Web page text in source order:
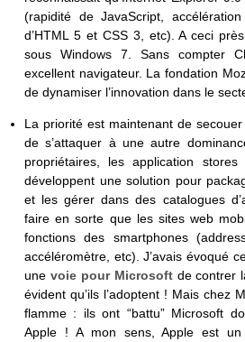
(rapidité de JavaScript,
d’HTML 5 et CSS 3, etc). A ceci
sous Windows 7. Sans compter
excellent navigateur. La fondation
de dynamiser l’innovation dans le
La priorité est maintenant de
de s’attaquer à une autre
propriétaires, les application
développent une solution pour
et les gérer dans des catalogues
faire en sorte que les sites web
fonctions des smartphones
accéléromètre, etc). J’avais évoqué
une voie pour Microsoftde contrer
évident qu’ils l’adoptent ! Mais chez
flamme : ils ont “battu” Microsoft
Apple ! A mon sens, Apple est